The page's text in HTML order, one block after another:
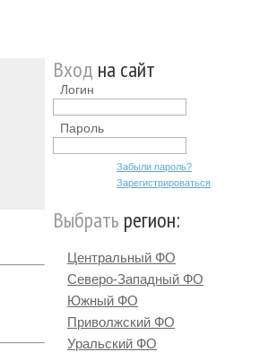
Вход на сайт
Логин
Пароль
Забыли пароль?
Зарегистрироваться
Выбрать регион:
Центральный ФО
Северо-Западный ФО
Южный ФО
Приволжский ФО
Уральский ФО